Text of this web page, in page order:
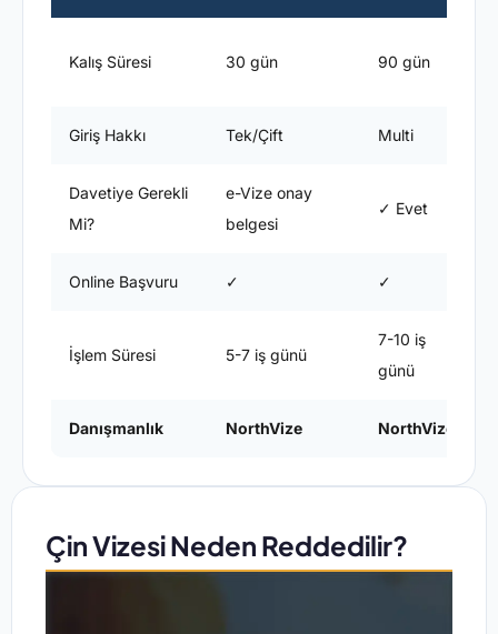
Kalış Süresi 30 gün 90 gün
Giriş Hakkı Tek/Çift Multi
Davetiye Gerekli
Mi?
e-Vize onay
belgesi
✓ Evet
Online Başvuru ✓ ✓
İşlem Süresi 5-7 iş günü
7-10 iş
günü
Danışmanlık NorthVize NorthVize
Çin Vizesi Neden Reddedilir?